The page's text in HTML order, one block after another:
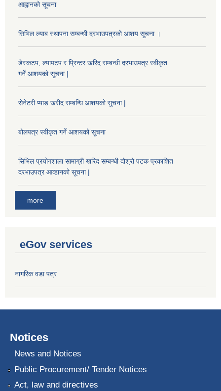
आह्वानको सूचना
सिभिल ल्याब स्थापना सम्बन्धी दरभाउपत्रको आशय सूचना ।
डेस्कटप, ल्यापटप र प्रिन्टर खरिद सम्बन्धी दरभाउपत्र स्वीकृत
गर्ने आशयको सूचना |
सेनेटरी प्याड खरीद सम्बन्धि आशयको सुचना |
बोलपत्र स्वीकृत गर्ने आशयको सूचना
सिभिल प्रयोगशाला सामाग्री खरिद सम्बन्धी दोश्रो पटक प्रकाशित
दरभाउपत्र आव्हानको सूचना |
more
eGov services
नागरिक वडा पत्र
Notices
News and Notices
Public Procurement/ Tender Notices
Act, law and directives